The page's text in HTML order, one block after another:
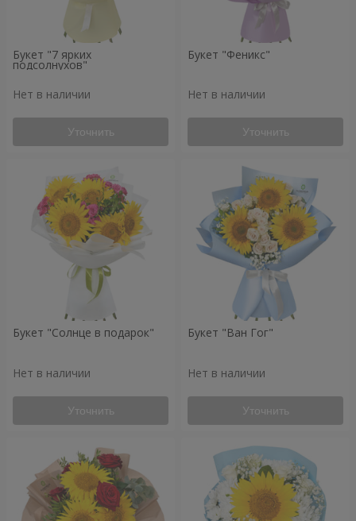
Букет "7 ярких
подсолнухов"
Нет в наличии
Уточнить
Букет "Феникс"
Нет в наличии
Уточнить
Букет "Солнце в подарок"
Нет в наличии
Уточнить
Букет "Ван Гог"
Нет в наличии
Уточнить